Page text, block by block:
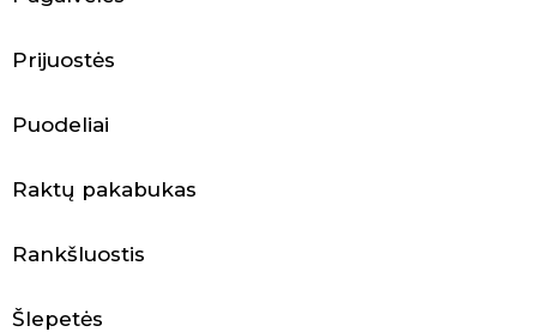
s
a
r
Prijuostės
Puodeliai
Raktų pakabukas
Rankšluostis
Šlepetės